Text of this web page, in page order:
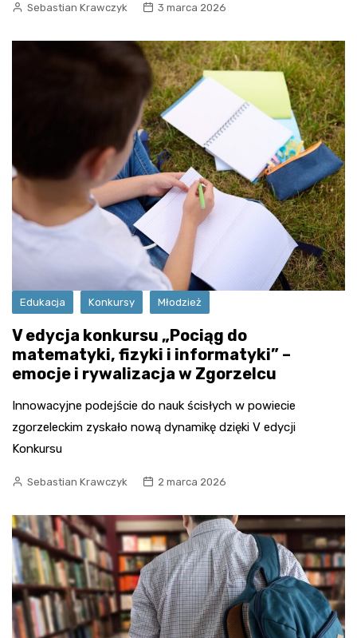
Sebastian Krawczyk 3 marca 2026
Edukacja Konkursy Młodzież
V edycja konkursu „Pociąg do
matematyki, fizyki i informatyki” –
emocje i rywalizacja w Zgorzelcu
Innowacyjne podejście do nauk ścisłych w powiecie
zgorzeleckim zyskało nową dynamikę dzięki V edycji
Konkursu
Sebastian Krawczyk 2 marca 2026